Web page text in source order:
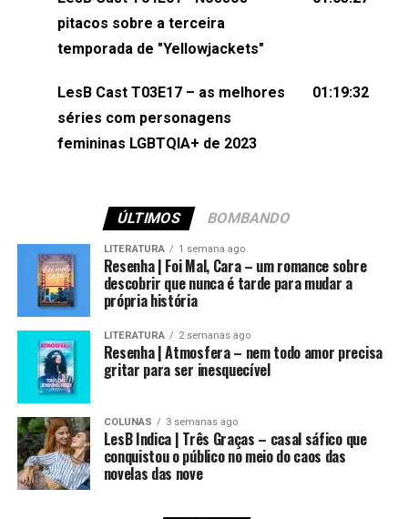
(⁠⁠⁠⁠@brunarfentanes⁠⁠⁠⁠) e Pollyelly FlorêncioEdição de
Naiady Machado
pitacos sobre a terceira
temporada de "Yellowjackets"
LesB Cast T03E17 – as melhores
séries com personagens
femininas LGBTQIA+ de 2023
01:19:32
ÚLTIMOS BOMBANDO
LITERATURA 1 semana ago
Resenha | Foi Mal, Cara – um romance sobre
descobrir que nunca é tarde para mudar a
própria história
LITERATURA 2 semanas ago
Resenha | Atmosfera – nem todo amor precisa
gritar para ser inesquecível
COLUNAS 3 semanas ago
LesB Indica | Três Graças – casal sáfico que
conquistou o público no meio do caos das
novelas das nove